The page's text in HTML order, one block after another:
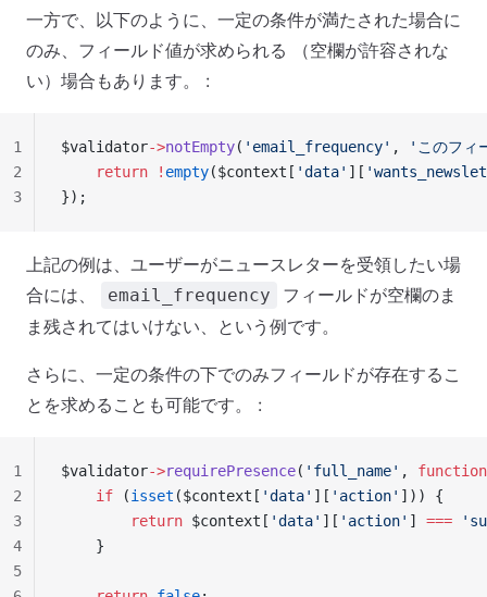
一方で、以下のように、一定の条件が満たされた場合に
のみ、フィールド値が求められる （空欄が許容されな
い）場合もあります。 :
$validator->notEmpty( 'email_frequency' ,
'このフィ
    return
! empty($context[ 'data' ][
});
1
2
3
上記の例は、ユーザーがニュースレターを受領したい場
合には、
email_frequency
フィールドが空欄のま
ま残されてはいけない、という例です。
さらに、一定の条件の下でのみフィールドが存在するこ
とを求めることも可能です。 :
$validator->requirePresence( 'full_name' , function
    if
(isset ($context[ 'data' ][ 'action' ])) {
        return
$context[ 'data' ][ 'action' ] ===
    }
1
2
3
4
5